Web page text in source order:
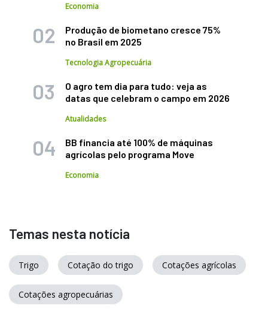
Economia
Produção de biometano cresce 75%
no Brasil em 2025
Tecnologia Agropecuária
O agro tem dia para tudo: veja as
datas que celebram o campo em 2026
Atualidades
BB financia até 100% de máquinas
agrícolas pelo programa Move
Economia
Temas nesta notícia
Trigo Cotação do trigo Cotações agrícolas
Cotações agropecuárias